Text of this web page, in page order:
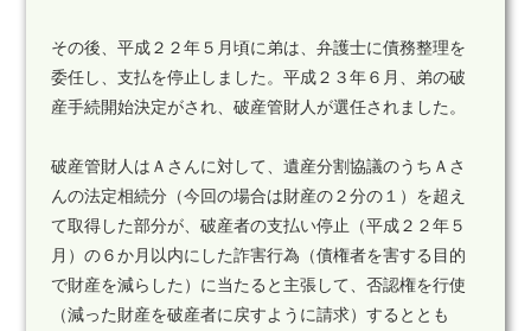
その後、平成２２年５月頃に弟は、弁護士に債務整理を
委任し、支払を停止しました。平成２３年６月、弟の破
産手続開始決定がされ、破産管財人が選任されました。
破産管財人はＡさんに対して、遺産分割協議のうちＡさ
んの法定相続分（今回の場合は財産の２分の１）を超え
て取得した部分が、破産者の支払い停止（平成２２年５
月）の６か月以内にした詐害行為（債権者を害する目的
で財産を減らした）に当たると主張して、否認権を行使
（減った財産を破産者に戻すように請求）するととも